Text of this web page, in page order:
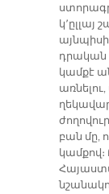
կ՚ըլլայ
այնպիսի
դրական
կամքէ
բան մը,